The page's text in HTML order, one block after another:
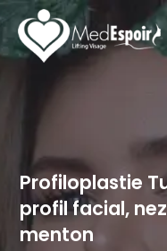
Profiloplastie
profil facial,
menton